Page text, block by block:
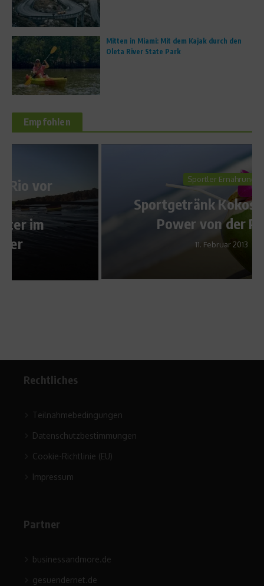
Mitten in Miami: Mit dem Kajak durch den
Oleta River State Park
Empfohlen
Sportgetränk Kokoswasser –
Power von der Palme
Rechtliches
Teilnahmebedingungen
Datenschutzbestimmungen
Cookie-Richtlinie (EU)
Impressum
Partner
businessandmore.de
gesuendernet.de